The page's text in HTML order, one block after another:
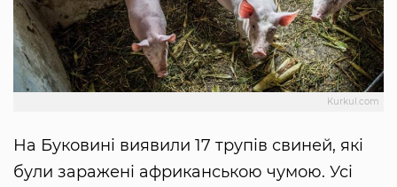
Kurkul.com
На Буковині виявили 17 трупів свиней, які
були заражені африканською чумою. Усі